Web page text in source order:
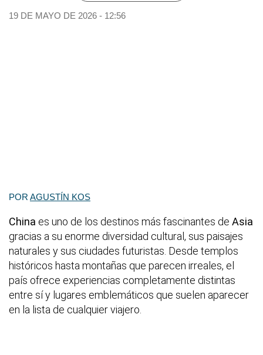
19 DE MAYO DE 2026 - 12:56
POR AGUSTÍN KOS
China es uno de los destinos más fascinantes de Asia
gracias a su enorme diversidad cultural, sus paisajes
naturales y sus ciudades futuristas. Desde templos
históricos hasta montañas que parecen irreales, el
país ofrece experiencias completamente distintas
entre sí y lugares emblemáticos que suelen aparecer
en la lista de cualquier viajero.